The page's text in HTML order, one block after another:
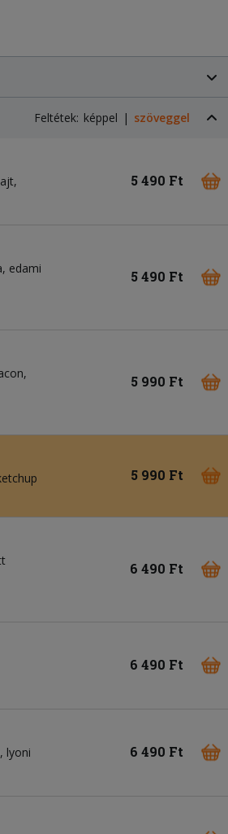
Feltétek: képpel szöveggel
5 490 Ft
edami
5 490 Ft
5 990 Ft
5 990 Ft
6 490 Ft
6 490 Ft
lyoni
6 490 Ft